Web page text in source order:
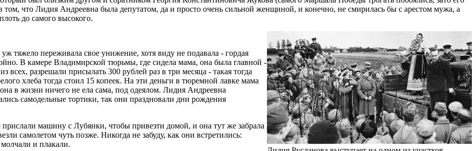
том, что Лидия Андреевна была депутатом, да и просто очень сильной женщиной, и конечно, не смирилась бы с арестом мужа, а
до самого высокого.
тяжело переживала свое унижение, хотя виду не подавала - гордая
В камере Владимирской тюрьмы, где сидела мама, она была главной -
разрешали присылать 300 рублей раз в три месяца - такая тогда
хлеба тогда стоил 15 копеек. На эти деньги в тюремной лавке мама
в жизни ничего не ела сама, под одеялом. Лидия Андреевна
самодельные тортики, так они праздновали дни рождения
машину с Лубянки, чтобы привезти домой, и она тут же забрала
самолетом чуть позже. Никогда не забуду, как они встретились:
и плакали.